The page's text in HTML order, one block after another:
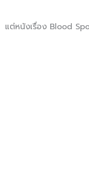
แต่หนังเรื่อง Blood